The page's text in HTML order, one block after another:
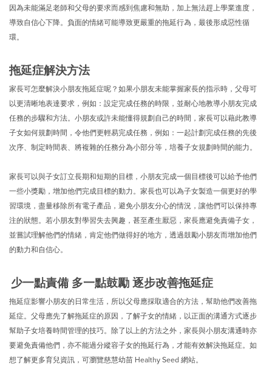
因為未能滿足老師和父母的要求而感到焦慮和無助，加上無法趕上學業進度，
導致自信心下降。負面的情緒可能導致更嚴重的拖延行為，最後形成惡性循
環。
拖延症解決方法
家長可怎麼解決小朋友拖延症呢？如果小朋友未能掌握家長的指示時，父母可
以更清晰地表達要求，例如：設定完成任務的時限，並耐心地教導小朋友完成
任務的步驟和方法。小朋友或許未能懂得規劃自己的時間，家長可以藉此教導
子女如何規劃時間，令他們更輕易完成任務，例如：一起計劃完成任務的先後
次序、制定時間表、將複雜的任務分為小部分等，培養子女規劃時間的能力。
家長可以與子女訂立長期和短期的目標，小朋友完成一個目標後可以給予他們
一些小獎勵，增加他們完成目標的動力。家長也可以為子女製造一個更好的學
習環境，盡量移除所有電子產品，避免小朋友分心的情況，讓他們可以保持專
注的狀態。若小朋友對學習失去興趣，甚至產生厭惡，家長應避免責備子女，
並嘗試理解他們的情緒，肯定他們做得好的地方，透過鼓勵小朋友而增加他們
的動力和自信心。
少一點責備 多一點鼓勵 逐步改善拖延症
拖延症影響小朋友的日常生活，所以父母應採取適合的方法，幫助他們改善拖
延症。父母應先了解拖延症的原因，了解子女的情緒，以正面的溝通方式逐步
幫助子女培養時間管理的技巧。除了以上的方法之外，家長與小朋友溝通時亦
要避免責備他們，亦不能過分縱容子女的拖延行為，才能有效解決拖延症。如
想了解更多育兒資訊，可瀏覽慈慧幼苗 Healthy Seed 網站。